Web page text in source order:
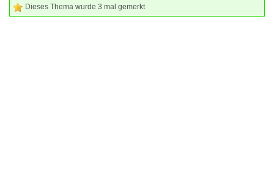
Dieses Thema wurde 3 mal gemerkt